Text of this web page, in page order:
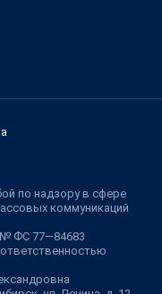
по надзору в сфере
коммуникаций
ФС 77—84683